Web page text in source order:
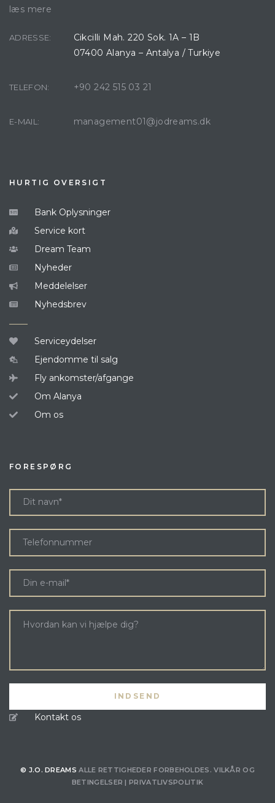
læs mere
ADRESSE:
Cikcilli Mah. 220 Sok. 1A – 1B
07400 Alanya – Antalya / Turkiye
TELEFON: +90 242 515 03 21
E-MAIL: management01@jodreams.dk
HURTIG OVERSIGT
Bank Oplysninger
Service kort
Dream Team
Nyheder
Meddelelser
Nyhedsbrev
Serviceydelser
Ejendomme til salg
Fly ankomster/afgange
Om Alanya
Om os
FORESPØRG
Kontakt os
© J.O. DREAMS ALLE RETTIGHEDER FORBEHOLDES.VILKÅR OG
BETINGELSER |PRIVATLIVSPOLITIK